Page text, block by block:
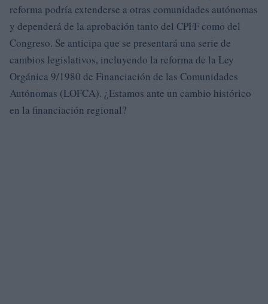
reforma podría extenderse a otras comunidades autónomas
y dependerá de la aprobación tanto del CPFF como del
Congreso. Se anticipa que se presentará una serie de
cambios legislativos, incluyendo la reforma de la Ley
Orgánica 9/1980 de Financiación de las Comunidades
Autónomas (LOFCA). ¿Estamos ante un cambio histórico
en la financiación regional?